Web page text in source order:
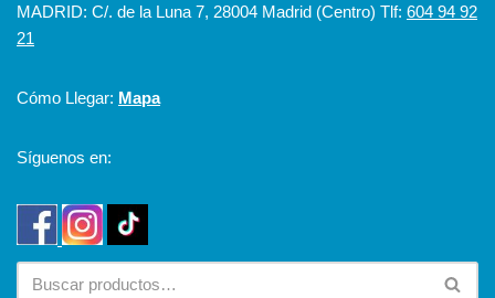
MADRID: C/. de la Luna 7, 28004 Madrid (Centro) Tlf: 604 94 92
21
Cómo Llegar: Mapa
Síguenos en: